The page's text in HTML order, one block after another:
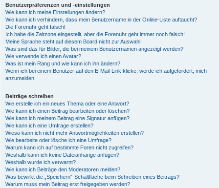
Benutzerpräferenzen und -einstellungen
Wie kann ich meine Einstellungen ändern?
Wie kann ich verhindern, dass mein Benutzername in der Online-Liste auftaucht?
Die Forenuhr geht falsch!
Ich habe die Zeitzone eingestellt, aber die Forenuhr geht immer noch falsch!
Meine Sprache steht auf diesem Board nicht zur Auswahl!
Was sind das für Bilder, die bei meinem Benutzernamen angezeigt werden?
Wie verwende ich einen Avatar?
Was ist mein Rang und wie kann ich ihn ändern?
Wenn ich bei einem Benutzer auf den E-Mail-Link klicke, werde ich aufgefordert, mich
anzumelden.
Beiträge schreiben
Wie erstelle ich ein neues Thema oder eine Antwort?
Wie kann ich einen Beitrag bearbeiten oder löschen?
Wie kann ich meinem Beitrag eine Signatur anfügen?
Wie kann ich eine Umfrage erstellen?
Wieso kann ich nicht mehr Antwortmöglichkeiten erstellen?
Wie bearbeite oder lösche ich eine Umfrage?
Warum kann ich auf bestimmte Foren nicht zugreifen?
Weshalb kann ich keine Dateianhänge anfügen?
Weshalb wurde ich verwarnt?
Wie kann ich Beiträge den Moderatoren melden?
Was bewirkt die „Speichern“-Schaltfläche beim Schreiben eines Beitrags?
Warum muss mein Beitrag erst freigegeben werden?